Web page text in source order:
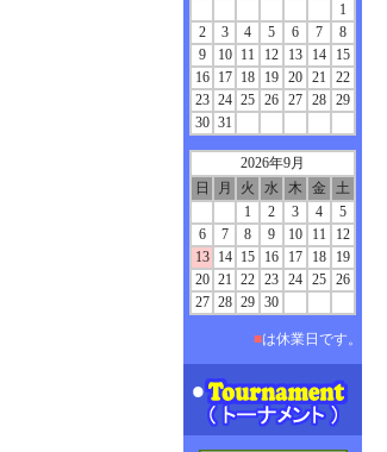
1
2
3 4 5 6 7
8
9
10 11 12 13 14
15
16
17 18 19 20 21
22
23 24 25 26 27 28 29
30 31
2026年9月
日
月 火 水 木 金
土
1
2 3 4
5
6
7 8 9 10 11
12
13
14 15 16 17 18
19
20 21 22 23 24 25 26
27 28 29 30
■は休業日です。